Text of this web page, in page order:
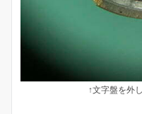
↑文字盤を外